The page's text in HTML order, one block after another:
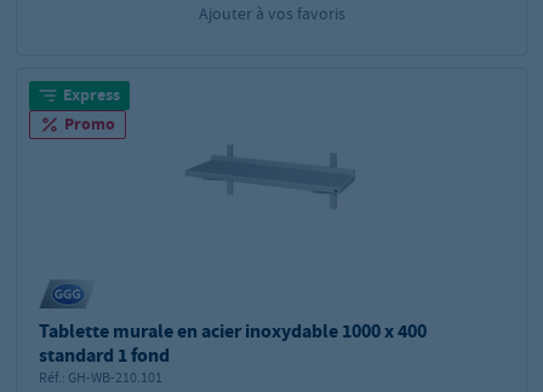
Ajouter à vos favoris
Express
Promo
Tablette murale en acier inoxydable 1000 x 400
standard 1 fond
Réf.: GH-WB-210.101